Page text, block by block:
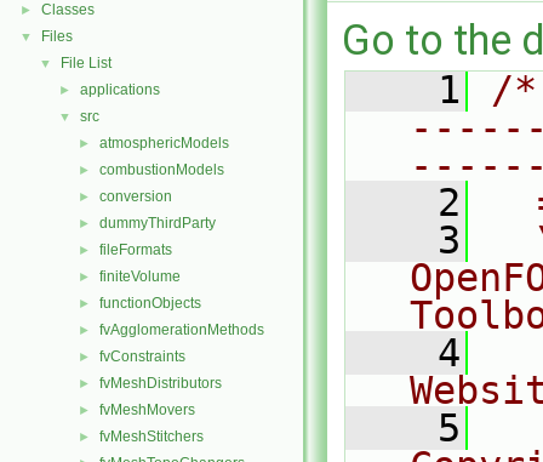
► Classes
▼ Files
▼ File List
► applications
▼ src
► atmosphericModels
► combustionModels
► conversion
► dummyThirdParty
► fileFormats
► finiteVolume
► functionObjects
► fvAgglomerationMethods
► fvConstraints
► fvMeshDistributors
► fvMeshMovers
► fvMeshStitchers
Go to the
    1
/
    2
    3
    4
    5